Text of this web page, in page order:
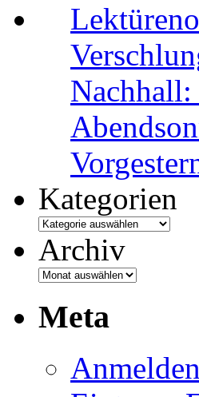
Kategorien
Archiv
Meta
Anmelden